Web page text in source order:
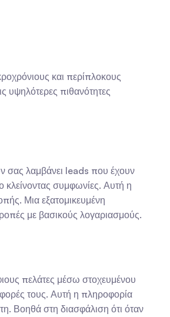
και περίπλοκους
υψηλότερες πιθανότητες
σας λαμβάνει leads που έχουν
κλείνοντας συμφωνίες. Αυτή η
Μια εξατομικευμένη
με βασικούς λογαριασμούς.
πελάτες μέσω στοχευμένου
τους. Αυτή η πληροφορία
Βοηθά στη διασφάλιση ότι όταν